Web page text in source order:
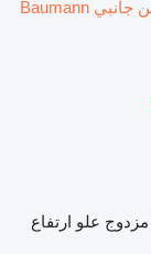
رافعة شوكية / شحن جانبي Baumann
مزدوج علو ارتفاع